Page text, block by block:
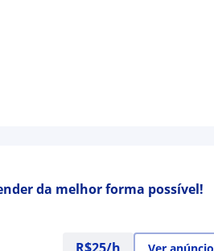
da melhor forma possível!